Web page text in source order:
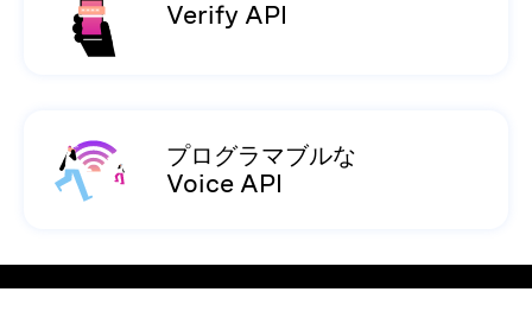
Verify API
プログラマブルな
Voice API